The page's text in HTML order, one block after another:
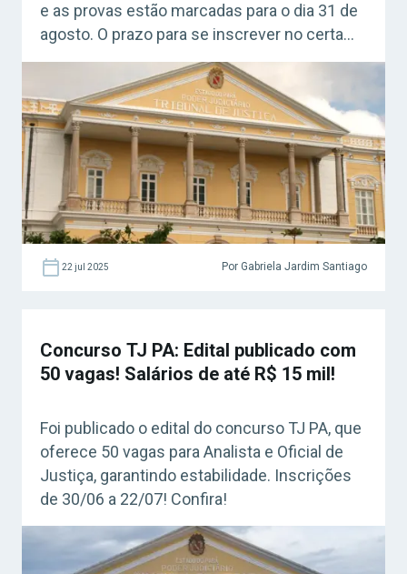
e as provas estão marcadas para o dia 31 de
agosto. O prazo para se inscrever no certame
termina hoje, 22 de julho, às 18h! Veja quem
pode concorrer e como realizar sua
inscrição!
22 jul 2025 Por Gabriela Jardim Santiago
Concurso TJ PA: Edital publicado com
50 vagas! Salários de até R$ 15 mil!
Foi publicado o edital do concurso TJ PA, que
oferece 50 vagas para Analista e Oficial de
Justiça, garantindo estabilidade. Inscrições
de 30/06 a 22/07! Confira!